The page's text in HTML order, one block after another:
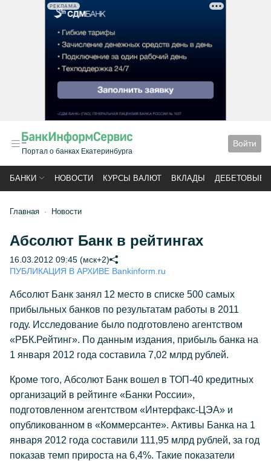
РЕКЛАМА
Портал о банках Екатеринбурга
Войти
БАНКИ НОВОСТИ КУРСЫ ВАЛЮТ ВКЛАДЫ ДЕБЕТОВЫЕ
Главная Новости
Абсолют Банк в рейтингах
16.03.2012 09:45 (мск+2)
ПУБЛИКАЦИЯ В АРХИВЕ Bankinform.ru
Абсолют Банк занял 12 место в списке 500 самых
прибыльных банков по результатам работы в 2011
году. Исследование было подготовлено агентством
«РБК.Рейтинг». По данным издания, прибыль банка на
1 января 2012 года составила 7,02 млрд рублей.
Кроме того, Абсолют Банк вошел в ТОП-40 кредитных
организаций в рейтинге «Банки России»,
подготовленном агентством «Интерфакс-ЦЭА» и
опубликованном в «Коммерсанте». Активы Банка на 1
января 2012 года составили 111,95 млрд рублей, за год
показав темп прироста на 6,4%. Такие показатели